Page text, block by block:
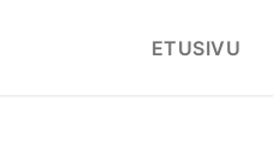
ETUSIVU